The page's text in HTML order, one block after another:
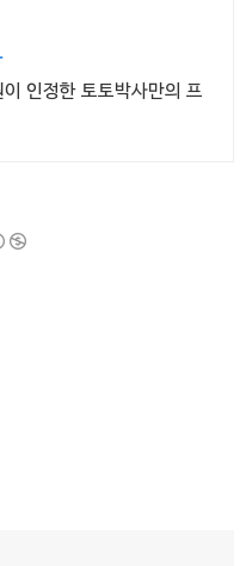
인정한 토토박사만의 프